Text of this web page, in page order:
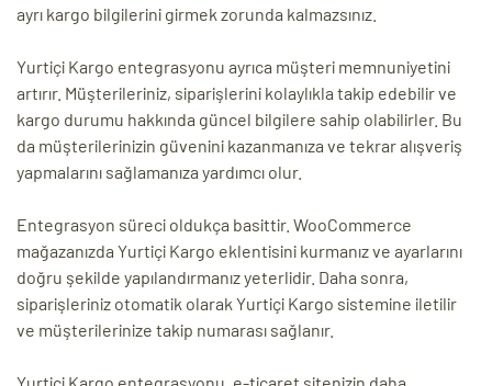
ayrı kargo bilgilerini girmek zorunda kalmazsınız.
Yurtiçi Kargo entegrasyonu ayrıca müşteri memnuniyetini
artırır. Müşterileriniz, siparişlerini kolaylıkla takip edebilir ve
kargo durumu hakkında güncel bilgilere sahip olabilirler. Bu
da müşterilerinizin güvenini kazanmanıza ve tekrar alışveriş
yapmalarını sağlamanıza yardımcı olur.
Entegrasyon süreci oldukça basittir. WooCommerce
mağazanızda Yurtiçi Kargo eklentisini kurmanız ve ayarlarını
doğru şekilde yapılandırmanız yeterlidir. Daha sonra,
siparişleriniz otomatik olarak Yurtiçi Kargo sistemine iletilir
ve müşterilerinize takip numarası sağlanır.